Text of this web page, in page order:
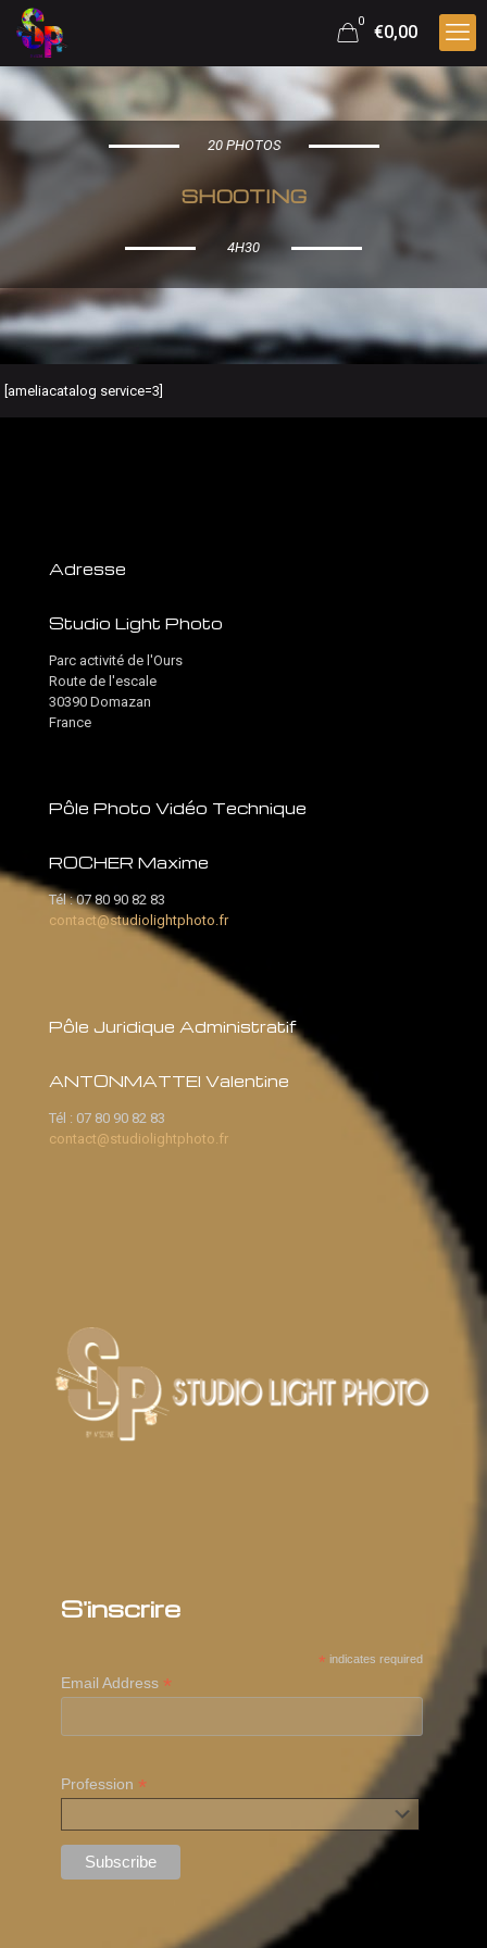
0
€0,00
20 PHOTOS
SHOOTING
4H30
[ameliacatalog service=3]
Adresse
Studio Light Photo
Parc activité de l'Ours
Route de l'escale
30390 Domazan
France
Pôle Photo Vidéo Technique
ROCHER Maxime
Tél :07 80 90 82 83
contact@studiolightphoto.fr
Pôle Juridique Administratif
ANTONMATTEI Valentine
Tél : 07 80 90 82 83
contact@studiolightphoto.fr
S'inscrire
* indicates required
Email Address *
Profession *